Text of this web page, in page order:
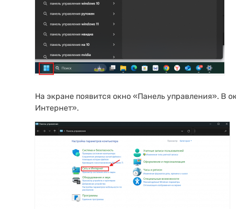
На экране появится окно «Панель управления». В
Интернет».